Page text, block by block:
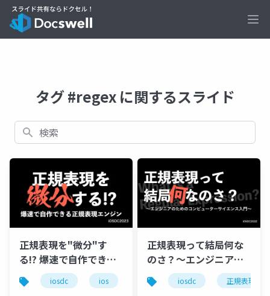
タグ #regex に関するスライド
検索
正規表現を"微分"す
る!? 爆速で自作できる
正規表現エンジン
iosdc ios 正規表現 コンピューターサイ
正規表現って結局何な
のさ？〜エンジニアの
ためのコンピューター
サイエンス入門〜
iosdc 正規表現